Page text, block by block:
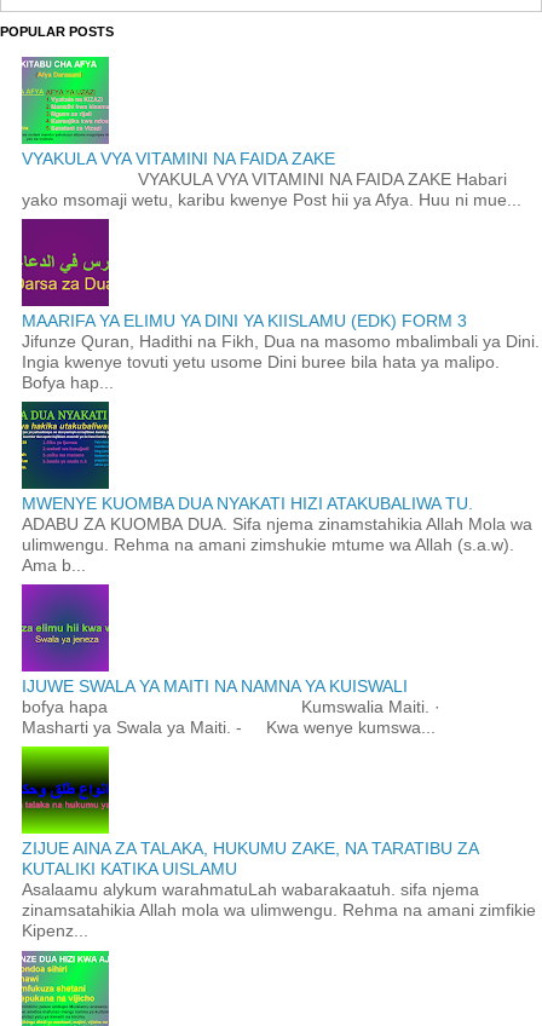
POPULAR POSTS
VYAKULA VYA VITAMINI NA FAIDA ZAKE
VYAKULA VYA VITAMINI NA FAIDA ZAKE Habari
yako msomaji wetu, karibu kwenye Post hii ya Afya. Huu ni mue...
MAARIFA YA ELIMU YA DINI YA KIISLAMU (EDK) FORM 3
Jifunze Quran, Hadithi na Fikh, Dua na masomo mbalimbali ya Dini.
Ingia kwenye tovuti yetu usome Dini buree bila hata ya malipo.
Bofya hap...
MWENYE KUOMBA DUA NYAKATI HIZI ATAKUBALIWA TU.
ADABU ZA KUOMBA DUA. Sifa njema zinamstahikia Allah Mola wa
ulimwengu. Rehma na amani zimshukie mtume wa Allah (s.a.w).
Ama b...
IJUWE SWALA YA MAITI NA NAMNA YA KUISWALI
bofya hapa Kumswalia Maiti. ·
Masharti ya Swala ya Maiti. - Kwa wenye kumswa...
ZIJUE AINA ZA TALAKA, HUKUMU ZAKE, NA TARATIBU ZA
KUTALIKI KATIKA UISLAMU
Asalaamu alykum warahmatuLah wabarakaatuh. sifa njema
zinamsatahikia Allah mola wa ulimwengu. Rehma na amani zimfikie
Kipenz...